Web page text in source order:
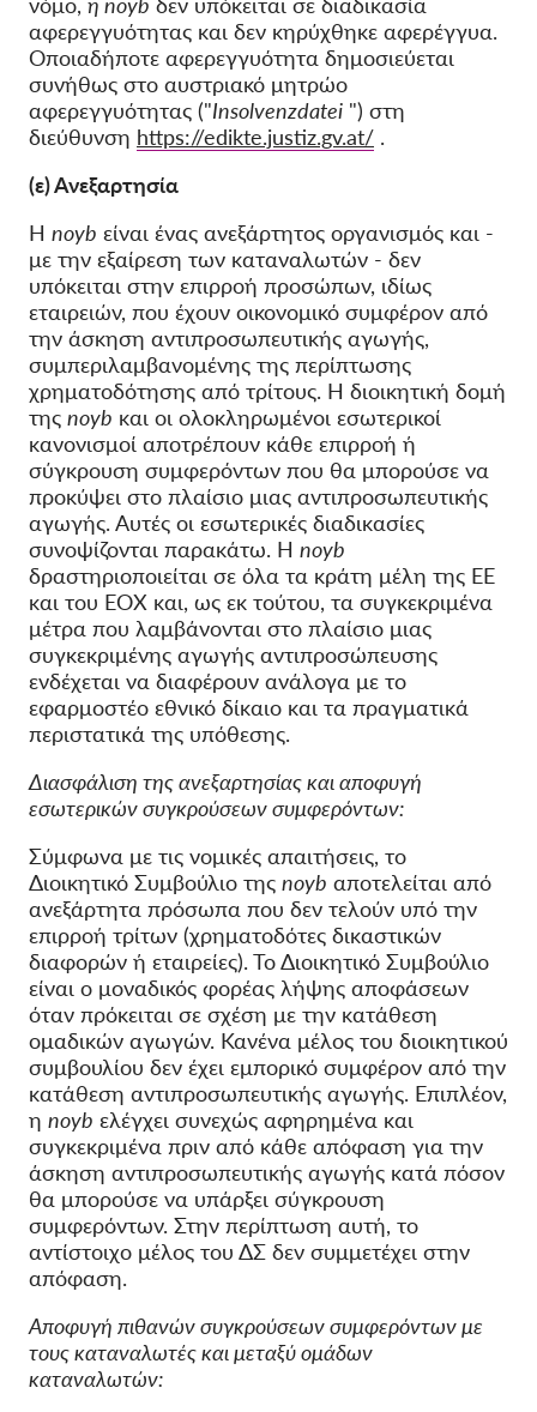
αφερεγγυότητας και δεν κηρύχθηκε αφερέγγυα.
Οποιαδήποτε αφερεγγυότητα δημοσιεύεται
συνήθως στο αυστριακό μητρώο
αφερεγγυότητας ("Insolvenzdatei ") στη
διεύθυνση https://edikte.justiz.gv.at/ .
(ε) Ανεξαρτησία
Η noyb είναι ένας ανεξάρτητος οργανισμός και -
με την εξαίρεση των καταναλωτών - δεν
υπόκειται στην επιρροή προσώπων, ιδίως
εταιρειών, που έχουν οικονομικό συμφέρον από
την άσκηση αντιπροσωπευτικής αγωγής,
συμπεριλαμβανομένης της περίπτωσης
χρηματοδότησης από τρίτους. H διοικητική δομή
της noyb και οι ολοκληρωμένοι εσωτερικοί
κανονισμοί αποτρέπουν κάθε επιρροή ή
σύγκρουση συμφερόντων που θα μπορούσε να
προκύψει στο πλαίσιο μιας αντιπροσωπευτικής
αγωγής. Αυτές οι εσωτερικές διαδικασίες
συνοψίζονται παρακάτω. Η noyb
δραστηριοποιείται σε όλα τα κράτη μέλη της ΕΕ
και του ΕΟΧ και, ως εκ τούτου, τα συγκεκριμένα
μέτρα που λαμβάνονται στο πλαίσιο μιας
συγκεκριμένης αγωγής αντιπροσώπευσης
ενδέχεται να διαφέρουν ανάλογα με το
εφαρμοστέο εθνικό δίκαιο και τα πραγματικά
περιστατικά της υπόθεσης.
Διασφάλιση της ανεξαρτησίας και αποφυγή
εσωτερικών συγκρούσεων συμφερόντων:
Σύμφωνα με τις νομικές απαιτήσεις, το
Διοικητικό Συμβούλιο της noyb αποτελείται από
ανεξάρτητα πρόσωπα που δεν τελούν υπό την
επιρροή τρίτων (χρηματοδότες δικαστικών
διαφορών ή εταιρείες). Το Διοικητικό Συμβούλιο
είναι ο μοναδικός φορέας λήψης αποφάσεων
όταν πρόκειται σε σχέση με την κατάθεση
ομαδικών αγωγών. Κανένα μέλος του διοικητικού
συμβουλίου δεν έχει εμπορικό συμφέρον από την
κατάθεση αντιπροσωπευτικής αγωγής. Επιπλέον,
η noyb ελέγχει συνεχώς αφηρημένα και
συγκεκριμένα πριν από κάθε απόφαση για την
άσκηση αντιπροσωπευτικής αγωγής κατά πόσον
θα μπορούσε να υπάρξει σύγκρουση
συμφερόντων. Στην περίπτωση αυτή, το
αντίστοιχο μέλος του ΔΣ δεν συμμετέχει στην
απόφαση.
Αποφυγή πιθανών συγκρούσεων συμφερόντων με
τους καταναλωτές και μεταξύ ομάδων
καταναλωτών: